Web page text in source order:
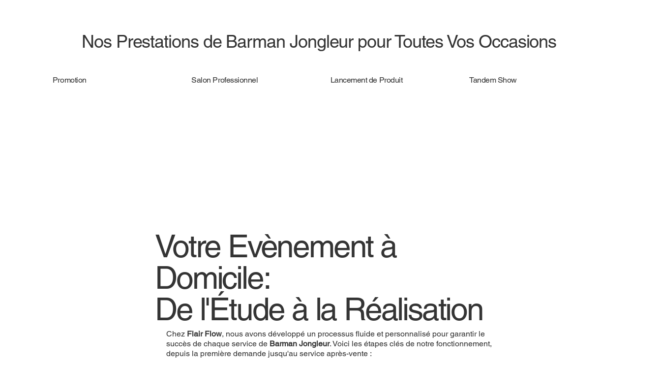
Nos Prestations de Barman Jongleur pour Toutes Vos Occasions
Promotion Salon Professionnel Lancement de Produit Tandem Show
Votre Evènement à
Domicile:
De l'Étude à la Réalisation
Chez Flair Flow, nous avons développé un processus fluide et personnalisé pour garantir le
succès de chaque service de Barman Jongleur. Voici les étapes clés de notre fonctionnement,
depuis la première demande jusqu'au service après-vente :